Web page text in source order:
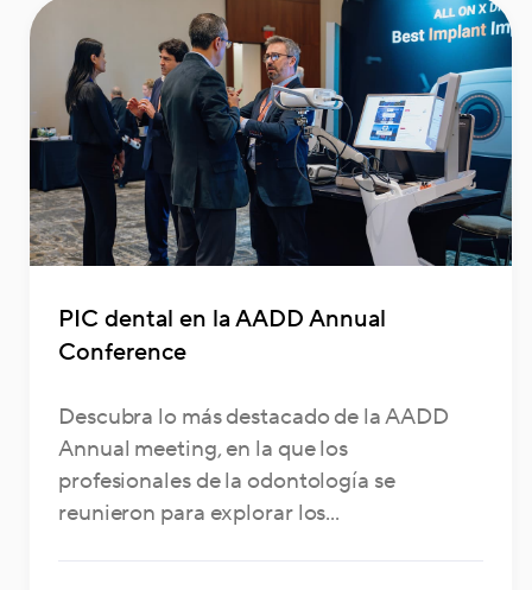
PIC dental en la AADD Annual
Conference
Descubra lo más destacado de la AADD
Annual meeting, en la que los
profesionales de la odontología se
reunieron para explorar los...